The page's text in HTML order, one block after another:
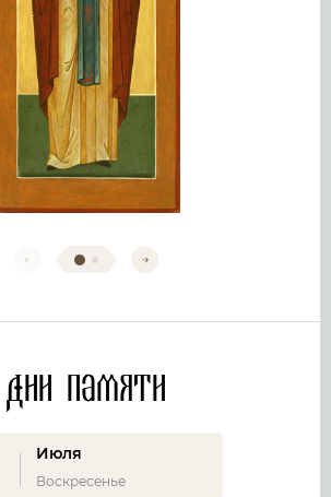
Дни памяти
Июля
Воскресенье